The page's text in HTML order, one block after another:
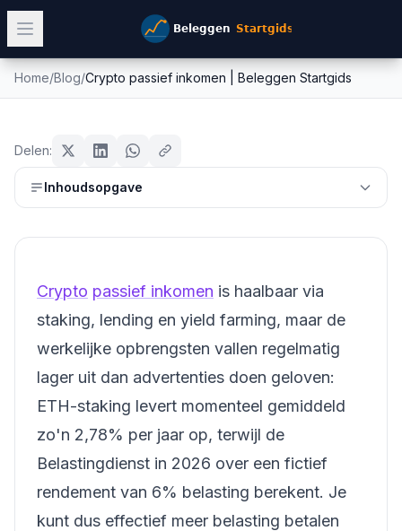
Home/Blog/Crypto passief inkomen | Beleggen Startgids
Startgids
26 februari 202614
Delen:
Inhoudsopgave
Crypto passief inkomen is haalbaar via
staking, lending en yield farming, maar de
werkelijke opbrengsten vallen regelmatig
lager uit dan advertenties doen geloven:
ETH-staking levert momenteel gemiddeld
zo'n 2,78% per jaar op, terwijl de
Belastingdienst in 2026 over een fictief
rendement van 6% belasting berekent. Je
kunt dus effectief meer belasting betalen